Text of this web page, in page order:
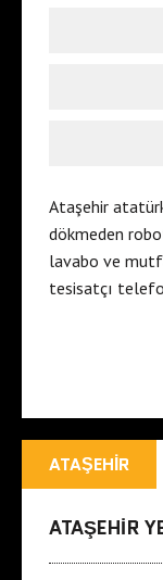
Ataşehir
dökmeden
lavabo ve
tesisatçı
ATAŞEHIR
ATAŞEHIR